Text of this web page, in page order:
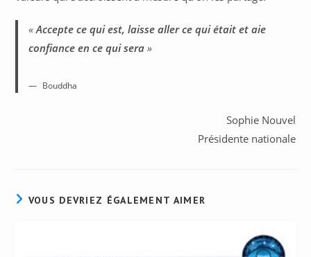
«Accepte ce qui est, laisse aller ce qui était et aie
confiance en ce qui sera »
Bouddha
Sophie Nouvel
Présidente nationale
VOUS DEVRIEZ ÉGALEMENT AIMER